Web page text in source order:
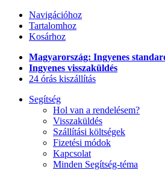
Navigációhoz
Tartalomhoz
Kosárhoz
Magyarország: Ingyenes
Ingyenes visszaküldés
24 órás kiszállítás
Segítség
Hol van a rendelésem?
Visszaküldés
Szállítási költségek
Fizetési módok
Kapcsolat
Minden Segítség-téma